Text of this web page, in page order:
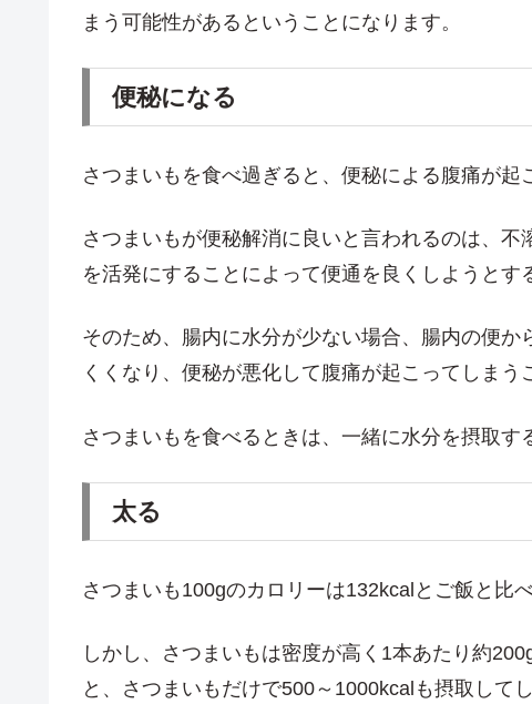
まう可能性があるということになります。
便秘になる
さつまいもを食べ過ぎると、便秘による腹痛が起
さつまいもが便秘解消に良いと言われるのは、
を活発にすることによって便通を良くしようとす
そのため、腸内に水分が少ない場合、腸内の便
くくなり、便秘が悪化して腹痛が起こってしまう
さつまいもを食べるときは、一緒に水分を摂取す
太る
さつまいも100gのカロリーは132kcalとご飯と比
しかし、さつまいもは密度が高く1本あたり約
と、さつまいもだけで500～1000kcalも摂取して